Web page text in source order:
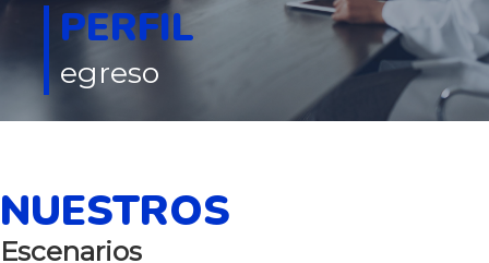
PERFIL
egreso
NUESTROS
Escenarios